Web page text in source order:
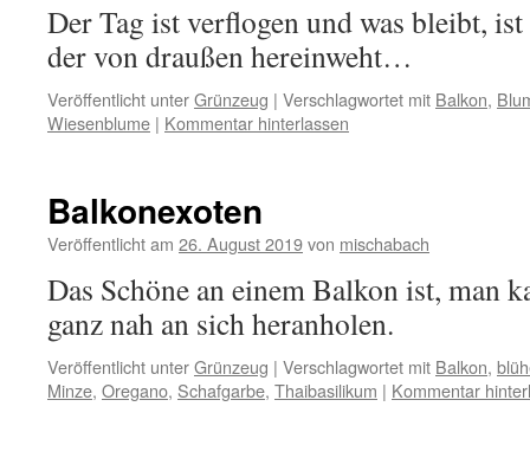
Der Tag ist verflogen und was bleibt,
der von draußen hereinweht…
Veröffentlicht unterGrünzeug | Verschlagwortet mit Balkon,
Wiesenblume | Kommentar hinterlassen
Balkonexoten
Veröffentlicht am 26. August 2019von mischabach
Das Schöne an einem Balkon ist, man
ganz nah an sich heranholen.
Veröffentlicht unterGrünzeug | Verschlagwortet mit Balkon,
Minze, Oregano, Schafgarbe, Thaibasilikum | Kommentar